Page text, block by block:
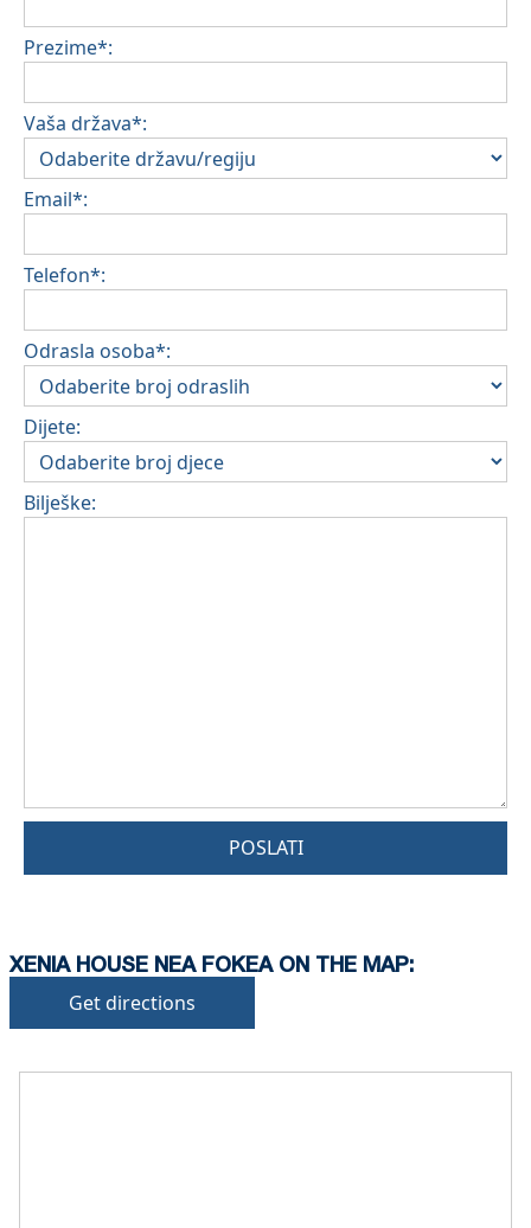
Prezime*:
Vaša država*:
Email*:
Telefon*:
Odrasla osoba*:
Dijete:
Bilješke:
POSLATI
XENIA HOUSE NEA FOKEA ON THE MAP:
Get directions